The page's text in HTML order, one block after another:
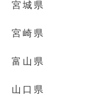
宮城県
宮崎県
富山県
山口県